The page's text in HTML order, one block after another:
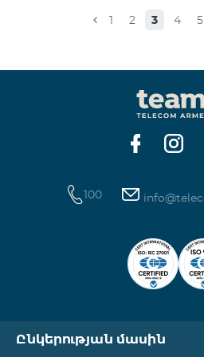
Իսակովի պողոտա 3/7 09:00-
Ավանեսովի 8/1-2 10:00-23:00
Արշակունյաց պողոտա 34/3
10:00-23:00
1 2 3 4 5
100
Ընկերության մասին